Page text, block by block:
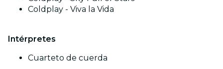
Coldplay - Viva la Vida
Intérpretes
Cuarteto de cuerda